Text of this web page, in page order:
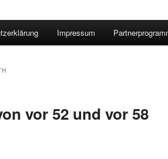
Impressum
vor 52 und vor 58